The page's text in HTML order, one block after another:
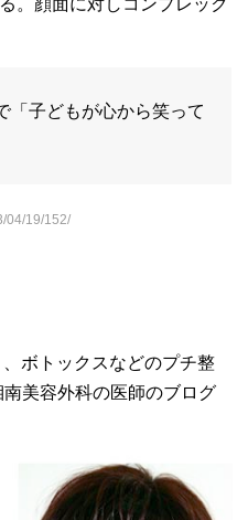
「子どもが心から笑って
04/19/152/
ボトックスなどのプチ整
南美容外科の医師のブログ